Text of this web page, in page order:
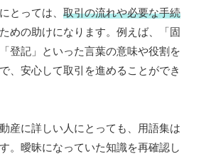
とっては、 取引の流れや必要な手続
ための助けになります。例えば、「固
登記」といった言葉の意味や役割を
、安心して取引を進めることができ
産に詳しい人にとっても、用語集は
。曖昧になっていた知識を再確認し